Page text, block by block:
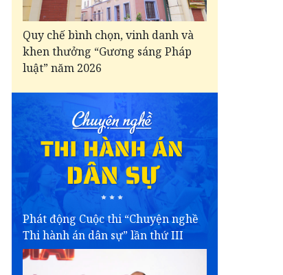
Quy chế bình chọn, vinh danh và
khen thưởng “Gương sáng Pháp
luật” năm 2026
Phát động Cuộc thi “Chuyện nghề
Thi hành án dân sự” lần thứ III